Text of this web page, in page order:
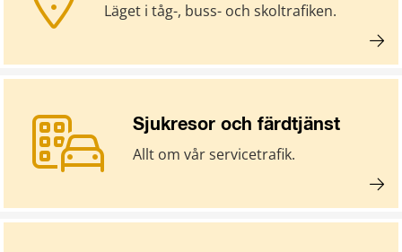
Läget i tåg-, buss- och skoltrafiken.
Sjukresor och färdtjänst
Allt om vår servicetrafik.